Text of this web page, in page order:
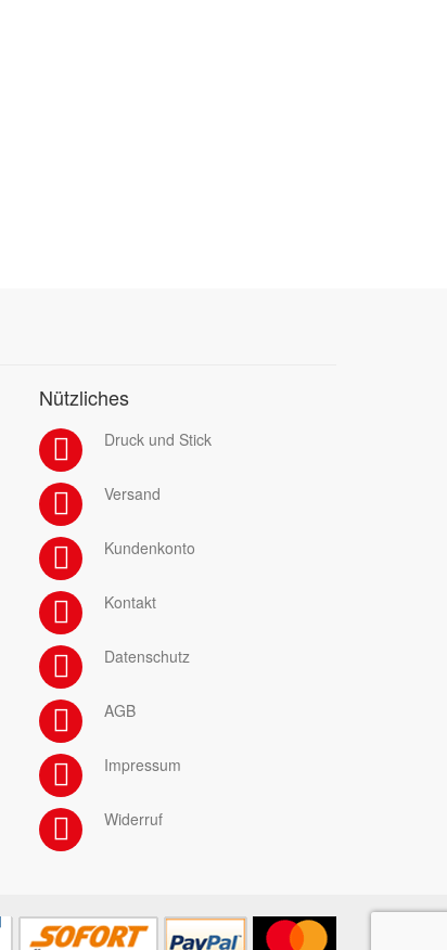
Nützliches
Druck und Stick
Versand
Kundenkonto
Kontakt
Datenschutz
AGB
Impressum
Widerruf